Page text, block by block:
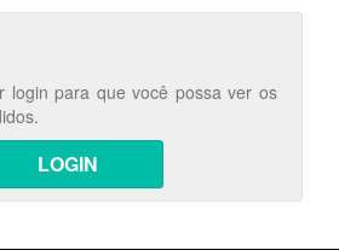
login para que você possa ver os
LOGIN